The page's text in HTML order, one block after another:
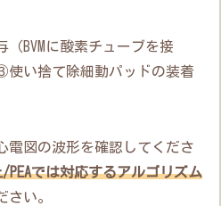
BVMに酸素チューブを接
い捨て除細動パッドの装着
電図の波形を確認してくださ
PEAでは対応するアルゴリズム
さい。